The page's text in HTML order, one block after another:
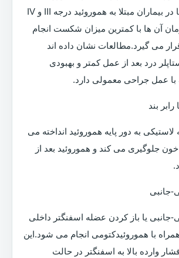
کتومی استاپلر،عمدتا در بیماران مبتلا به هموروئید درجه III و IV
آن ها با کمترین میزان شکست انجام
می گیرد.مطالعات نشان داده اند
درد بعد از عمل کمتر و بهبودی
عمل جراحی معمولی دارد.
بند
به دور پایه هموروئید انداخته می
جلوگیری می کند و هموروئید بعد از
جانبی
جانبی یا باز کردن عضله اسفنگتر داخلی
با هموروئیدکتومی انجام می شود.این
وارده بالا به اسفنگتر در حالت